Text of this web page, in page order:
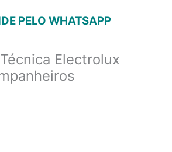
PELO WHATSAPP
Electrolux